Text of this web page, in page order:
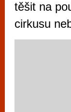
těšit na
cirkusu
po